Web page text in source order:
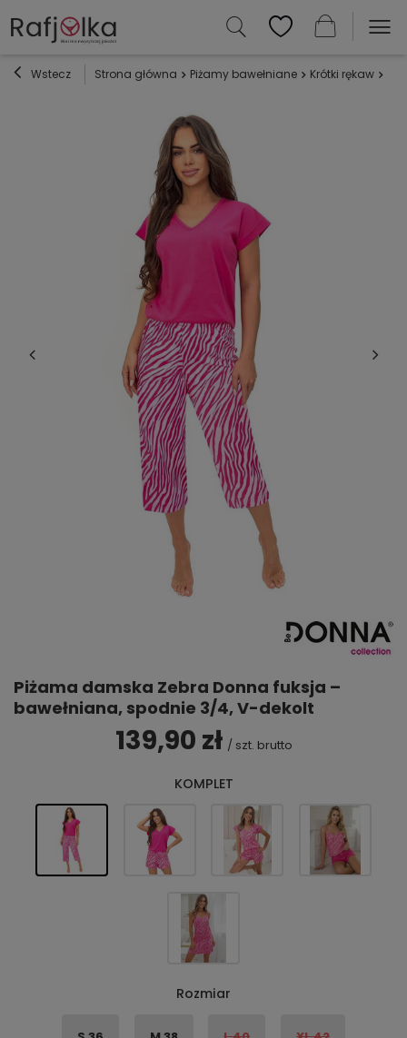
Wstecz Strona główna Piżamy bawełniane Krótki rękaw
Piżama damska Zebra Donna fuksja –
bawełniana, spodnie 3/4, V-dekolt
139,90 zł / szt. brutto
KOMPLET
Rozmiar